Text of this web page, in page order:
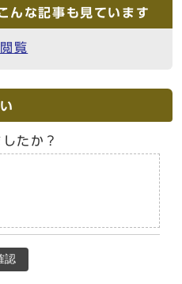
んな記事も見ています
覧
たか？
認